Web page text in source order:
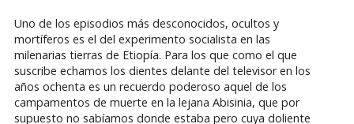
Uno de los episodios más desconocidos, ocultos y
mortíferos es el del experimento socialista en las
milenarias tierras de Etiopía. Para los que como el que
suscribe echamos los dientes delante del televisor en los
años ochenta es un recuerdo poderoso aquel de los
campamentos de muerte en la lejana Abisinia, que por
supuesto no sabíamos donde estaba pero cuya doliente